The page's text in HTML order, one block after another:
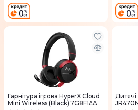
Гарнітура ігрова HyperX Cloud
Mini Wireless (Black) 7G8F1AA